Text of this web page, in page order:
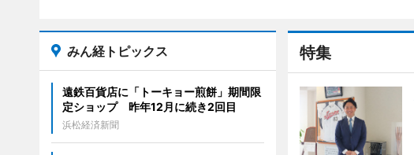
特集
みん経トピックス
遠鉄百貨店に「トーキョー煎餅」期間限
定ショップ 昨年12月に続き2回目
浜松経済新聞